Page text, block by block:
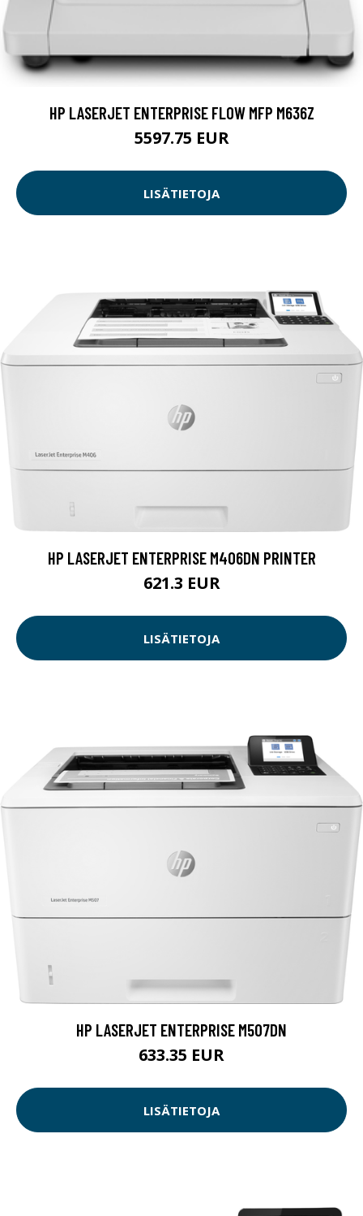
HP LASERJET ENTERPRISE FLOW MFP M636Z
5597.75 EUR
LISÄTIETOJA
HP LASERJET ENTERPRISE M406DN PRINTER
621.3 EUR
LISÄTIETOJA
HP LASERJET ENTERPRISE M507DN
633.35 EUR
LISÄTIETOJA